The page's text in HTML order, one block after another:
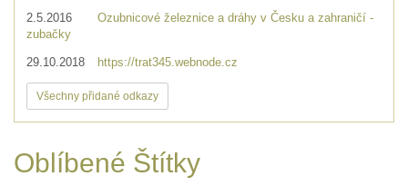
2.5.2016
Ozubnicové železnice a dráhy v Česku a zahraničí -
zubačky
29.10.2018 https://trat345.webnode.cz
Všechny přidané odkazy
Oblíbené Štítky